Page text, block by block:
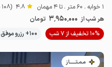
1 خوابه . 60 متر . تا 4 مهمان 4.8 (108 نظر)
هر شب از 3٬950٬000 تومان
10% تخفیف از 7 شب
100+ رزرو موفق
مـمـتــــــاز